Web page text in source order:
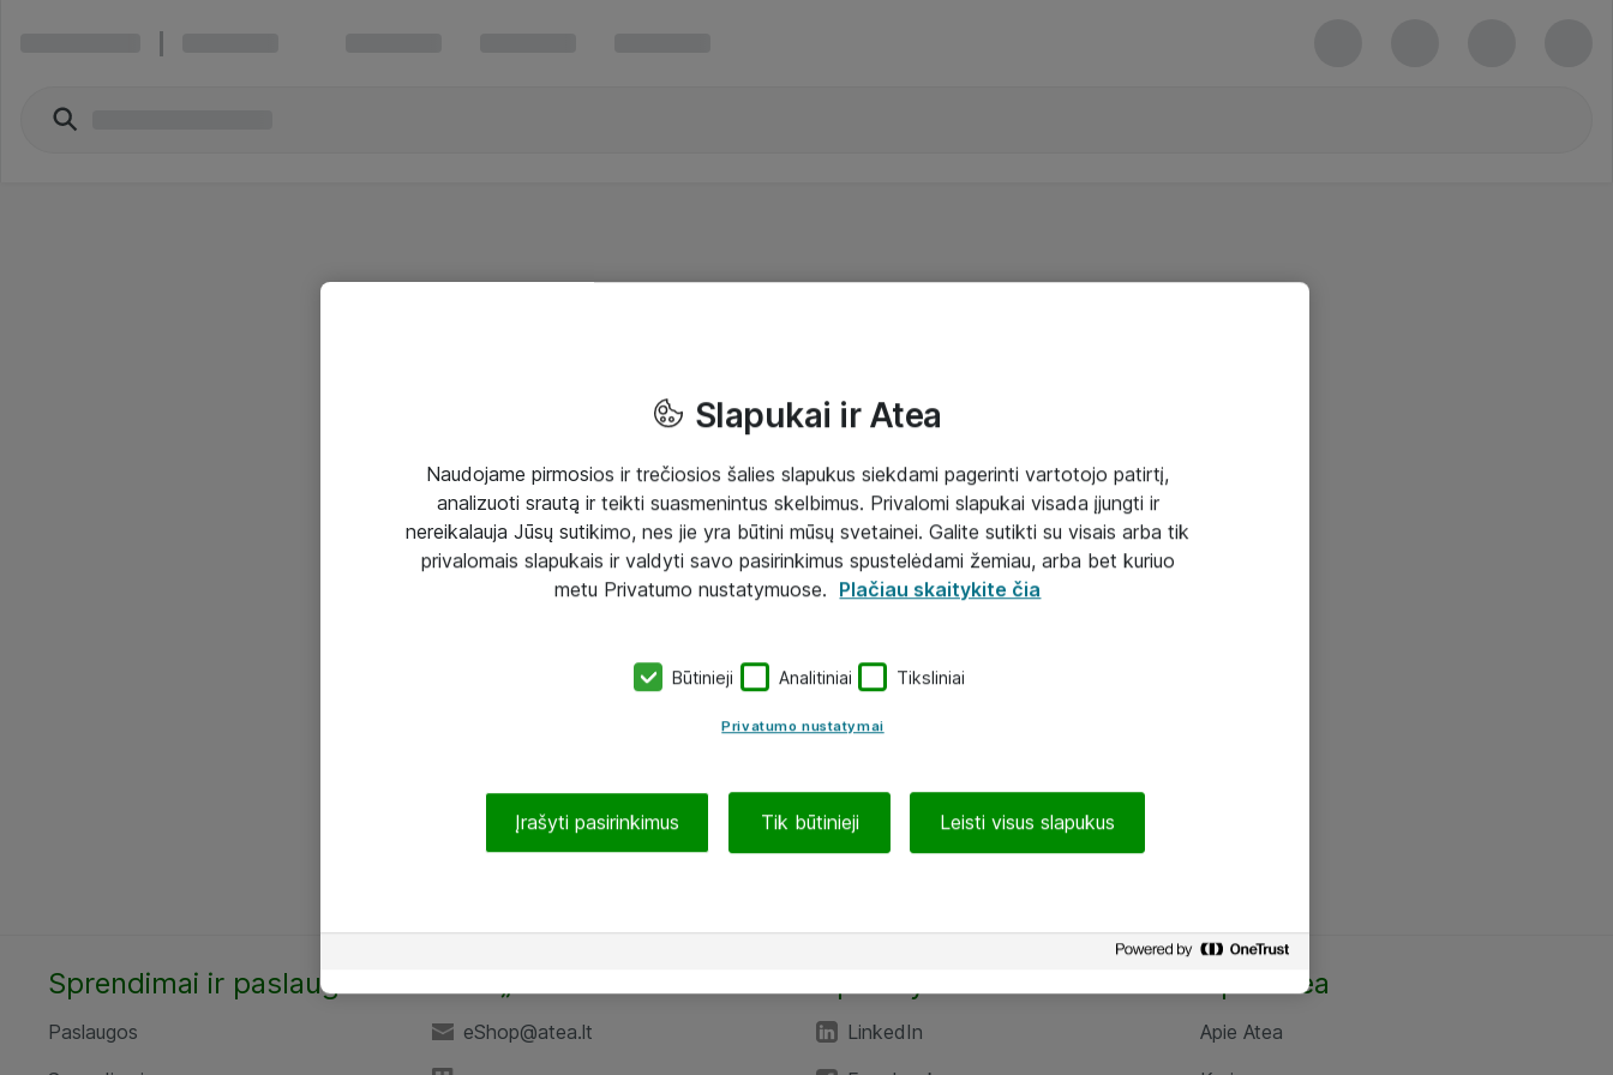
Sprendimai ir paslaugos
Paslaugos
eShop@atea.lt
LinkedIn
Apie Atea
Apie Atea
Slapukai ir Atea
Naudojame pirmosios ir trečiosios šalies slapukus siekdami pagerinti vartotojo patirtį,
analizuoti srautą ir teikti suasmenintus skelbimus. Privalomi slapukai visada įjungti ir
nereikalauja Jūsų sutikimo, nes jie yra būtini mūsų svetainei. Galite sutikti su visais arba tik
privalomais slapukais ir valdyti savo pasirinkimus spustelėdami žemiau, arba bet kuriuo
metu Privatumo nustatymuose. Plačiau skaitykite čia
Būtinieji Analitiniai Tiksliniai
Privatumo nustatymai
Įrašyti pasirinkimus Tik būtinieji Leisti visus slapukus